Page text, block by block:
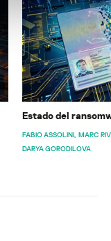
Estado del
FABIO ASSOLINI MARC
DARYA GORODILOVA